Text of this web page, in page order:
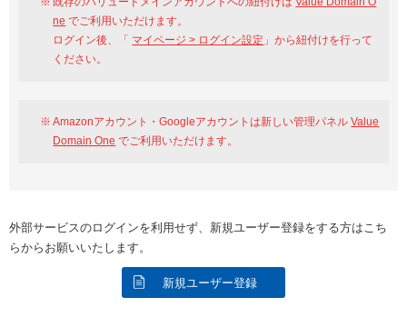
ne でご利用いただけます。
ログイン後、「 マイページ > ログイン設定 」から紐付けを行って
ください。
Amazonアカウント・Googleアカウントは新しい管理パネルValue
Domain One でご利用いただけます。
外部サービスのログインを利用せず、新規ユーザー登録をする方はこち
らからお願いいたします。
新規ユーザー登録